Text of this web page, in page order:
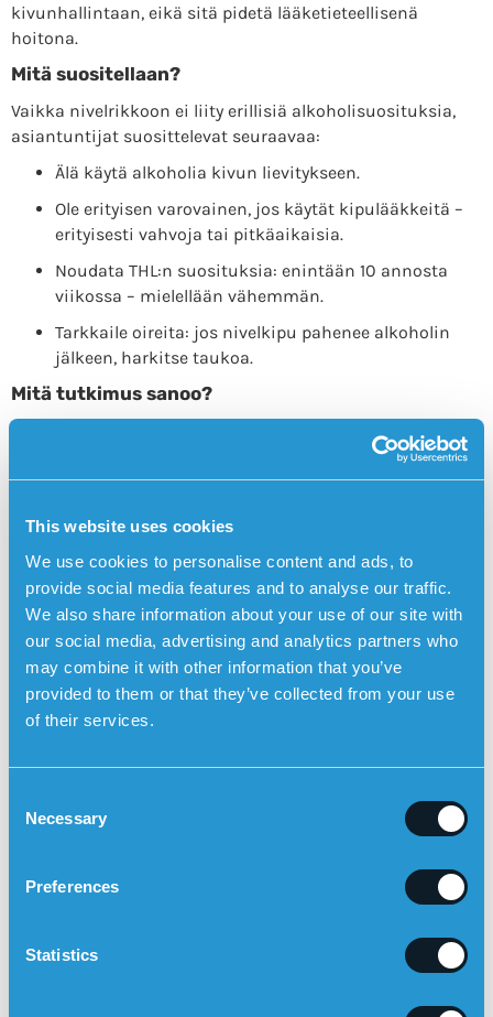
This website uses cookies
We use cookies to personalise content and ads, to
provide social media features and to analyse our traffic.
We also share information about your use of our site with
our social media, advertising and analytics partners who
may combine it with other information that you’ve
provided to them or that they’ve collected from your use
of their services.
Necessary
Preferences
Statistics
kivunhallintaan, eikä sitä pidetä lääketieteellisenä
hoitona.
Mitä suositellaan?
Vaikka nivelrikkoon ei liity erillisiä alkoholisuosituksia,
asiantuntijat suosittelevat seuraavaa:
Älä käytä alkoholia kivun lievitykseen.
Ole erityisen varovainen, jos käytät kipulääkkeitä –
erityisesti vahvoja tai pitkäaikaisia.
Noudata THL:n suosituksia: enintään 10 annosta
viikossa – mielellään vähemmän.
Tarkkaile oireita: jos nivelkipu pahenee alkoholin
jälkeen, harkitse taukoa.
Mitä tutkimus sanoo?
Vaikka tutkimustieto on vielä rajallista, monet
tutkimukset yhdistävät alkoholin tulehdukseen,
huonompaan palautumiseen ja uneen (5). Nämä kaikki
– joten alkoholinkäyttöä kannattaa arvioida kriittisesti
osana kokonaisuutta.
Turvahälyttimet automaattisilla
putoamishälyttimillä voivat lisätä turvallisuutta
ihmisille, joilla on lisääntynyt putoamisriski.
Sensoremin turvahälytin on esimerkki teknisestä
apuvälineestä, joka on suunniteltu erityisesti ihmisille,
joilla on lisääntynyt putoamisriski. Turvahälytin
kaiutinpuhelimen avulla, jossa on kaksisuuntainen
tietoliikenne. Turvahälytin toimii ulkona ja siinä on
käyttäjän sijainnin kartalla Sensorem-sovelluksessa.